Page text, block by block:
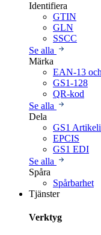
Identifiera
GTIN
GLN
SSCC
Se alla
Märka
EAN-13
GS1-128
QR-kod
Se alla
Dela
GS1
EPCIS
GS1 EDI
Se alla
Spåra
Spårbarhet
Tjänster
Verktyg